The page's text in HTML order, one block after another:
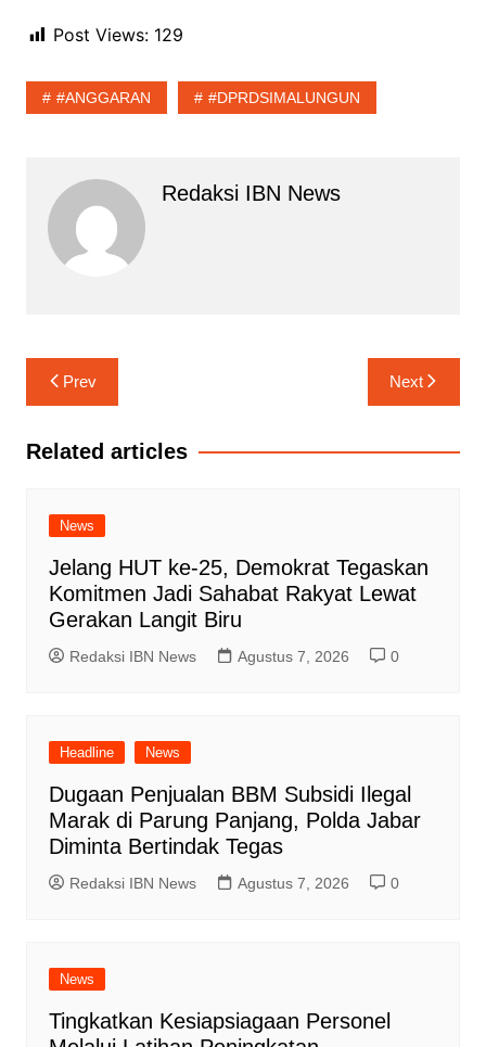
Post Views: 129
#ANGGARAN #DPRDSIMALUNGUN
Redaksi IBN News
Navigasi
pos
Prev Next
Related articles
News
Jelang HUT ke-25, Demokrat Tegaskan
Komitmen Jadi Sahabat Rakyat Lewat
Gerakan Langit Biru
Redaksi IBN News Agustus 7, 2026 0
Headline News
Dugaan Penjualan BBM Subsidi Ilegal
Marak di Parung Panjang, Polda Jabar
Diminta Bertindak Tegas
Redaksi IBN News Agustus 7, 2026 0
News
Tingkatkan Kesiapsiagaan Personel